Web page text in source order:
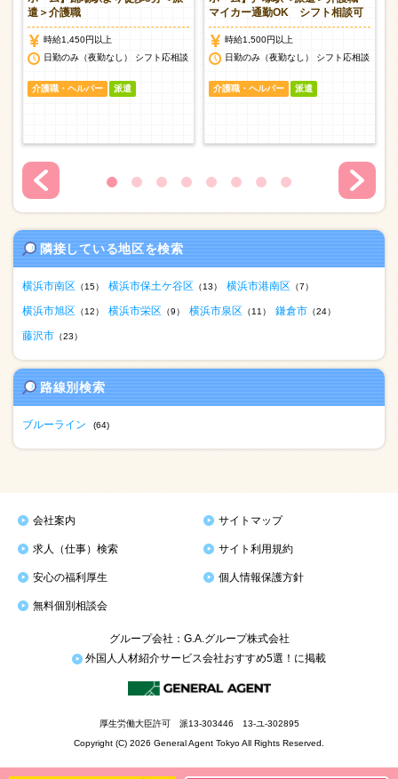
遣＞介護職
時給1,450円以上
日勤のみ（夜勤なし） シフト応相談
介護職・ヘルパー 派遣
マイカー通勤OK シフト相談可
時給1,500円以上
日勤のみ（夜勤なし） シフト応相談
介護職・ヘルパー 派遣
隣接している地区を検索
横浜市南区 （15） 横浜市保土ケ谷区 （13） 横浜市港南区 （7）
横浜市旭区 （12） 横浜市栄区 （9） 横浜市泉区 （11） 鎌倉市 （24）
藤沢市 （23）
路線別検索
ブルーライン (64)
会社案内 サイトマップ
求人（仕事）検索 サイト利用規約
安心の福利厚生 個人情報保護方針
無料個別相談会
グループ会社：G.A.グループ株式会社
外国人人材紹介サービス会社おすすめ5選！に掲載
厚生労働大臣許可 派13-303446 13-ユ-302895
Copyright (C) 2026 General Agent Tokyo All Rights Reserved.